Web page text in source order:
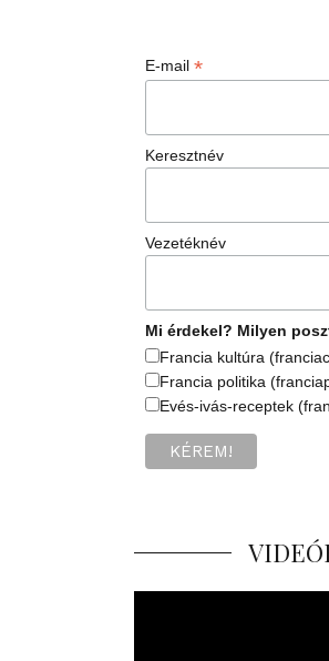
E-mail*
Keresztnév
Vezetéknév
Mi érdekel? Milyen
Francia kultúra
Francia politika
Evés-ivás-receptek